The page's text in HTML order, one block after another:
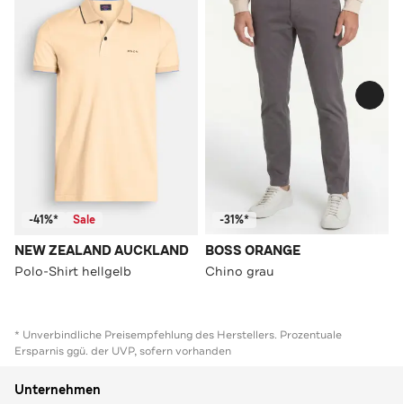
-41%* Sale
NEW ZEALAND AUCKLAND
Polo-Shirt hellgelb
-31%*
BOSS ORANGE
Chino grau
* Unverbindliche Preisempfehlung des Herstellers. Prozentuale
Ersparnis ggü. der UVP, sofern vorhanden
Unternehmen